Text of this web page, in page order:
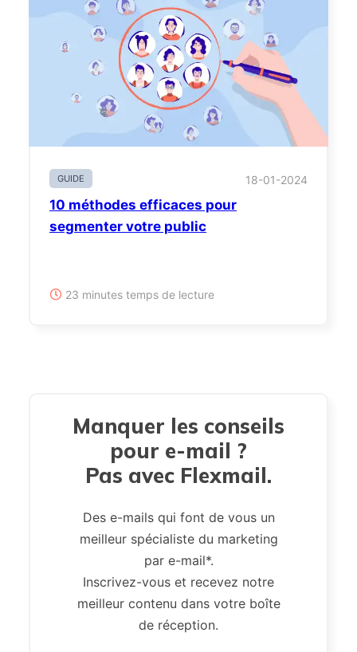
GUIDE 18-01-2024
10 méthodes efficaces pour
segmenter votre public
23 minutes temps de lecture
Manquer les conseils
pour e-mail ?
Pas avec Flexmail.
Des e-mails qui font de vous un
meilleur spécialiste du marketing
par e-mail*.
Inscrivez-vous et recevez notre
meilleur contenu dans votre boîte
de réception.